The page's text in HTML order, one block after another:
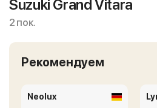
Suzuki Grand Vitara
2 пок.
Рекомендуем
Neolux